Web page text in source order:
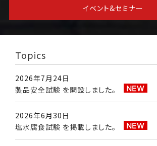
イベント&セミナー
Topics
2026年7月24日
製品安全試験 を開設しました。
2026年6月30日
塩水腐食試験 を掲載しました。